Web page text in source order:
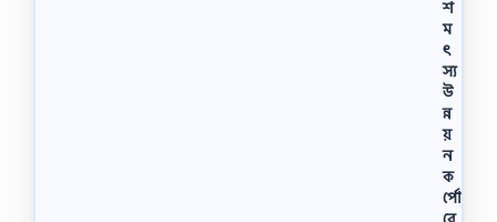
শ
ম
ৎ
স্য
উ
ন্ন
য়
ন
ক
র্পো